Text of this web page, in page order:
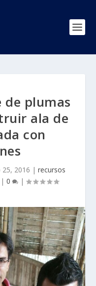
plumas
ala de
con
25, 2016 | recursos
| 0 |